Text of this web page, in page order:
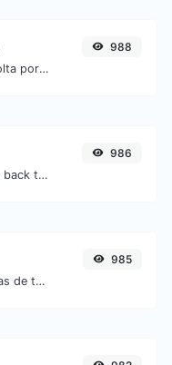
Separe texto de ida e volta por novas linhas, vírgulas, pontos etc.
988
Decode Base64 input to back to string.
986
Inverta uma lista de linhas de texto.
985